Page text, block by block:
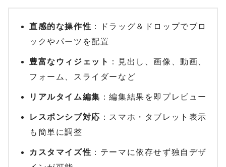
直感的な操作性 ：ドラッグ＆ドロップでブロ
ックやパーツを配置
豊富なウィジェット
：見出し、画像、動画、
フォーム、スライダーなど
リアルタイム編集 ：編集結果を即プレビュー
レスポンシブ対応 ：スマホ・タブレット表示
も簡単に調整
カスタマイズ性 ：テーマに依存せず独自デザ